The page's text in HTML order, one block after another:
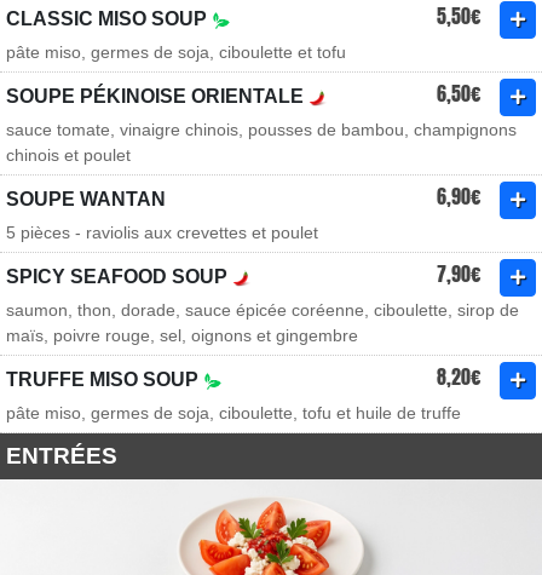
CLASSIC MISO SOUP 5,50€
pâte miso, germes de soja, ciboulette et tofu
SOUPE PÉKINOISE ORIENTALE 6,50€
sauce tomate, vinaigre chinois, pousses de bambou, champignons
chinois et poulet
SOUPE WANTAN 6,90€
5 pièces - raviolis aux crevettes et poulet
SPICY SEAFOOD SOUP 7,90€
saumon, thon, dorade, sauce épicée coréenne, ciboulette, sirop de
maïs, poivre rouge, sel, oignons et gingembre
TRUFFE MISO SOUP 8,20€
pâte miso, germes de soja, ciboulette, tofu et huile de truffe
ENTRÉES